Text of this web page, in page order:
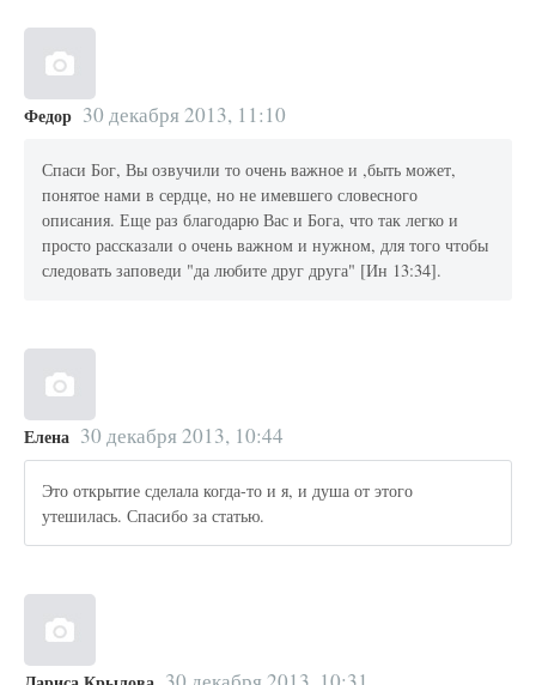
Федор 30 декабря 2013, 11:10
Спаси Бог, Вы озвучили то очень важное и ,быть может,
понятое нами в сердце, но не имевшего словесного
описания. Еще раз благодарю Вас и Бога, что так легко и
просто рассказали о очень важном и нужном, для того чтобы
следовать заповеди "да любите друг друга" [Ин 13:34].
Елена 30 декабря 2013, 10:44
Это открытие сделала когда-то и я, и душа от этого
утешилась. Спасибо за статью.